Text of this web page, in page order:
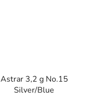
Astrar 3,2 g No.15
Silver/Blue